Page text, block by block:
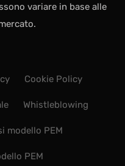
variare in base alle
Cookie Policy
Whistleblowing
modello PEM
PEM